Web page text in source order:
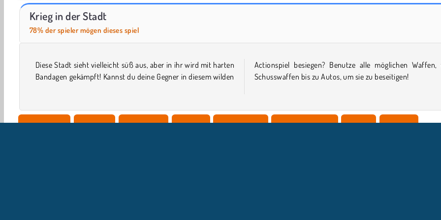
Let's Fish!
Krieg in der Stadt
78% der spieler mögen dieses spiel
Diese Stadt sieht vielleicht süß aus, aber in ihr wird mit harten
Bandagen gekämpft! Kannst du deine Gegner in diesem wilden
Actionspiel besiegen? Benutze alle möglichen Waffen, von
Schusswaffen bis zu Autos, um sie zu beseitigen!
Einzelspieler Strategie Kriegsspiele 2 Player Jungenspiele Städtebau Spiele HTML5 Beliebte